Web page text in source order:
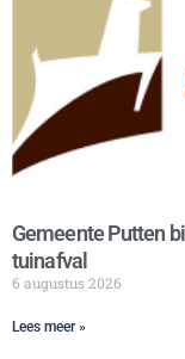
Gemeente Putten
tuinafval
6 augustus 2026
Lees meer »